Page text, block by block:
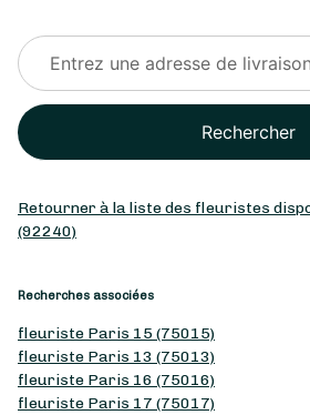
Rechercher
Retourner à la liste des fleuristes
(92240)
Recherches associées
fleuriste Paris 15 (75015)
fleuriste Paris 13 (75013)
fleuriste Paris 16 (75016)
fleuriste Paris 17 (75017)